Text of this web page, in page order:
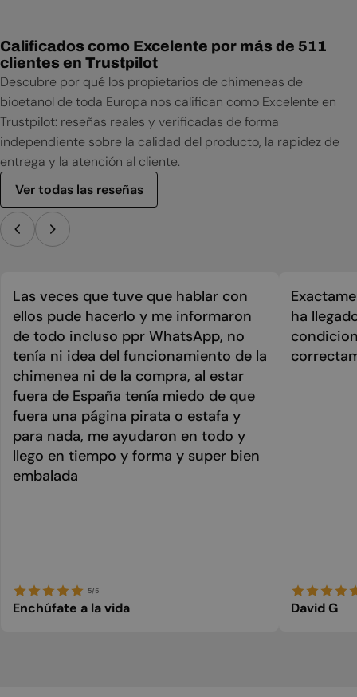
Calificados como Excelente por más de 511
clientes en Trustpilot
Descubre por qué los propietarios de chimeneas de
bioetanol de toda Europa nos califican como Excelente en
Trustpilot: reseñas reales y verificadas de forma
independiente sobre la calidad del producto, la rapidez de
entrega y la atención al cliente.
Ver todas las reseñas
Las veces que tuve que hablar con
ellos pude hacerlo y me informaron
de todo incluso ppr WhatsApp, no
tenía ni idea del funcionamiento de la
chimenea ni de la compra, al estar
fuera de España tenía miedo de que
fuera una página pirata o estafa y
para nada, me ayudaron en todo y
llego en tiempo y forma y super bien
embalada
5/5
Enchúfate a la vida
ha
David G